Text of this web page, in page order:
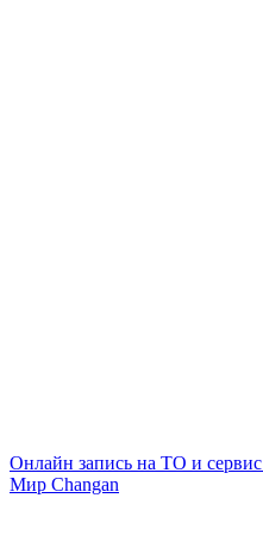
Онлайн запись на ТО и сервис
Мир Changan